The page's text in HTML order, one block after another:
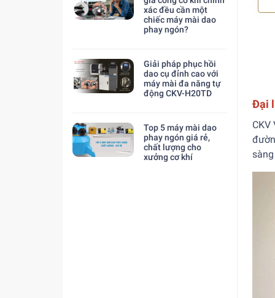
xác đều cần một
chiếc máy mài dao
phay ngón?
Giải pháp phục hồi
dao cụ đỉnh cao với
máy mài đa năng tự
động CKV-H20TD
Top 5 máy mài dao
phay ngón giá rẻ,
chất lượng cho
xưởng cơ khí
Đại